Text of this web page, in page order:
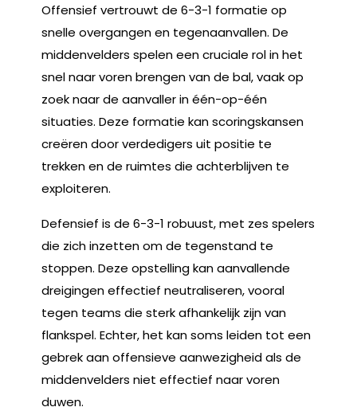
Offensief vertrouwt de 6-3-1 formatie op
snelle overgangen en tegenaanvallen. De
middenvelders spelen een cruciale rol in het
snel naar voren brengen van de bal, vaak op
zoek naar de aanvaller in één-op-één
situaties. Deze formatie kan scoringskansen
creëren door verdedigers uit positie te
trekken en de ruimtes die achterblijven te
exploiteren.
Defensief is de 6-3-1 robuust, met zes spelers
die zich inzetten om de tegenstand te
stoppen. Deze opstelling kan aanvallende
dreigingen effectief neutraliseren, vooral
tegen teams die sterk afhankelijk zijn van
flankspel. Echter, het kan soms leiden tot een
gebrek aan offensieve aanwezigheid als de
middenvelders niet effectief naar voren
duwen.